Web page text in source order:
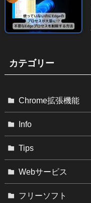
カテゴリー
Chrome拡張機能
Info
Tips
Webサービス
フリーソフト